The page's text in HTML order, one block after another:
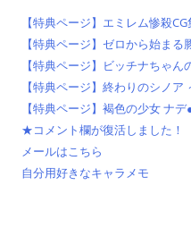
【特典ページ】エミレム惨殺CG
【特典ページ】ゼロから始まる
【特典ページ】ビッチナちゃん
【特典ページ】終わりのシノア
【特典ページ】褐色の少女 ナ
★コメント欄が復活しました！
メールはこちら
自分用好きなキャラメモ